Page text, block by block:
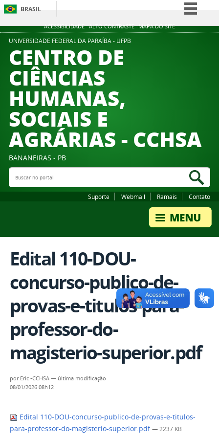
ACESSIBILIDADE ALTO CONTRASTE MAPA DO SITE
BRASIL
Simplifique!
UNIVERSIDADE FEDERAL DA PARAÍBA - UFPB
CENTRO DE
CIÊNCIAS
HUMANAS,
SOCIAIS E
AGRÁRIAS - CCHSA
BANANEIRAS - PB
Buscar no portal
Suporte Webmail Ramais Contato
Edital 110-DOU-
concurso-publico-de-
provas-e-titulos-para-
professor-do-
magisterio-superior.pdf
por Eric -CCHSA — última modificação
08/01/2026 08h12
Edital 110-DOU-concurso-publico-de-provas-e-titulos-
para-professor-do-magisterio-superior.pdf — 2237 KB